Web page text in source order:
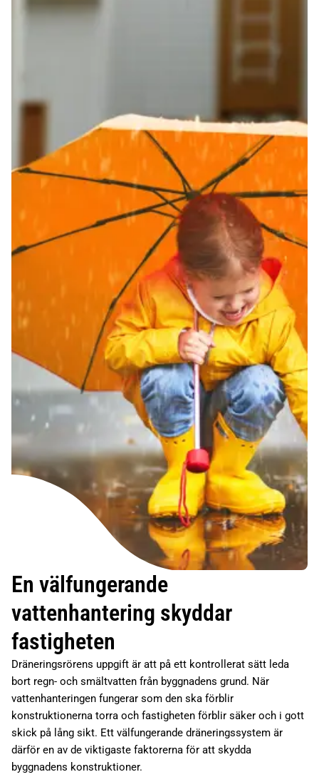
En välfungerande
vattenhantering skyddar
fastigheten
Dräneringsrörens uppgift är att på ett kontrollerat sätt leda
bort regn- och smältvatten från byggnadens grund. När
vattenhanteringen fungerar som den ska förblir
konstruktionerna torra och fastigheten förblir säker och i gott
skick på lång sikt. Ett välfungerande dräneringssystem är
därför en av de viktigaste faktorerna för att skydda
byggnadens konstruktioner.